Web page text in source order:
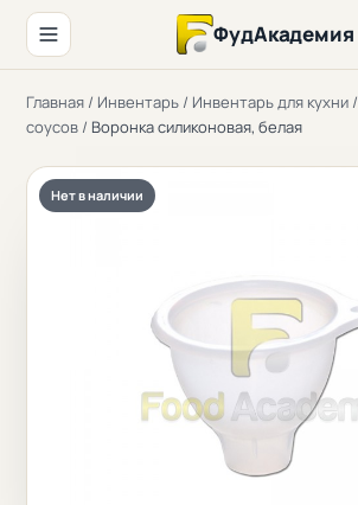
ФудАкадемия
Главная / Инвентарь / Инвентарь для кухни /
соусов / Воронка силиконовая, белая
Нет в наличии